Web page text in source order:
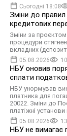
Сьогодні 18:08
Зміни до правил
кредитових
Зміни за
процедури
вкладних
05.08.2026
НБУ оновив
сплати
НБУ унормував
платника для
20022. Зміни до
платіжні
05.08.2026
НБУ не вимагає